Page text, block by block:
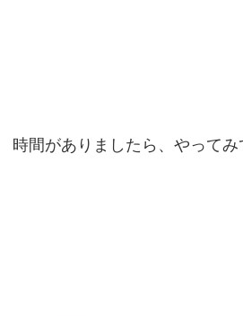
時間がありましたら、やってみ